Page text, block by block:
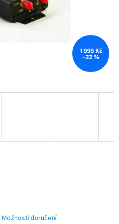
1 999 Kč
–22 %
Možnosti doručení